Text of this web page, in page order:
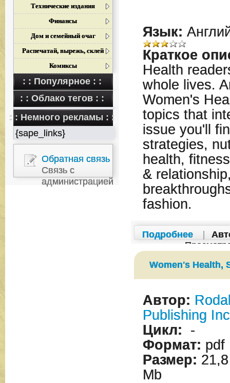
Технические издания
Финансы
Дом и семейный очаг
Распечатай, вырежь, склей
Комиксы
: : Популярное : :
: : Облако тегов : :
: : Немного рекламы : :
{sape_links}
Обратная связь
Связь с
администрацией
Язык:
Краткое
Health
whole lives.
Women's
topics that
issue you'll
strategies,
health,
&
fashion.
Подробнее
Women's Health,
Автор:
Publishing
Цикл: -
Формат: pdf
Размер: 21,8
Mb